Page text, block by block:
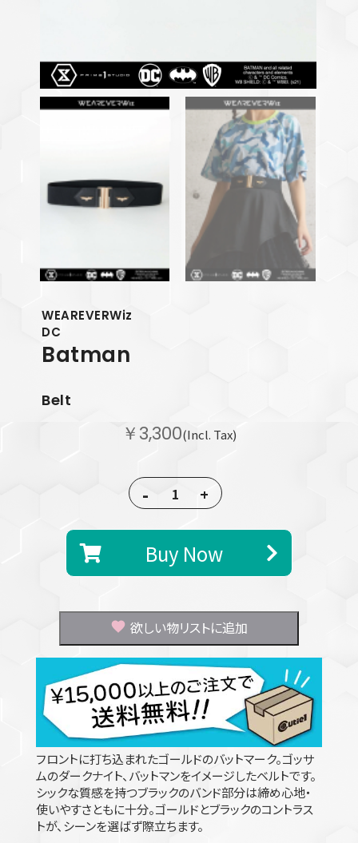
WEAREVERWiz
DC
Batman
Belt
￥3,300(Incl. Tax)
- +
Buy Now
欲しい物リストに追加
フロントに打ち込まれたゴールドのバットマーク。ゴッサ
ムのダークナイト、バットマンをイメージしたベルトです。
シックな質感を持つブラックのバンド部分は締め心地・
使いやすさともに十分。ゴールドとブラックのコントラス
トが、シーンを選ばず際立ちます。